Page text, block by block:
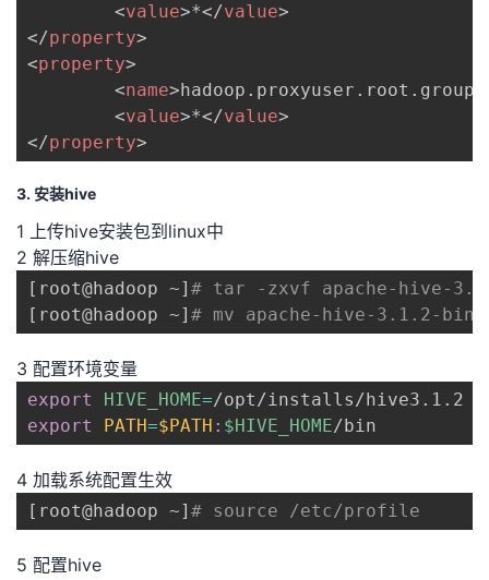
<value>*</value>
</property>
<property>
<name> hadoop.proxyuser.root.groups
<value>*</value>
</property>
3. 安装hive
1 上传hive安装包到linux中
2 解压缩hive
[ root@hadoop ~] # tar -zxvf apache-hive-
[ root@hadoop ~] # mv apache-hive-3.1.2-bin
3 配置环境变量
export HIVE_HOME=
export
PATH=$PATH : $HIVE_HOME/bin
4 加载系统配置生效
[ root@hadoop ~] # source /etc/profile
5 配置hive